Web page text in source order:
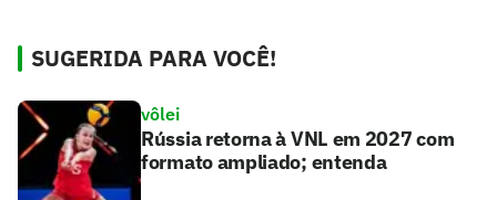
SUGERIDA PARA VOCÊ!
vôlei
Rússia retorna à VNL em 2027 com
formato ampliado; entenda